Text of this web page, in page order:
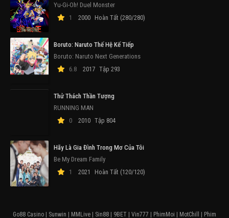
Yu-Gi-Oh! Duel Monster
1
2000 Hoàn Tất (280/280)
Boruto: Naruto Thế Hệ Kế Tiếp
Boruto: Naruto Next Generations
6.8
2017 Tập 293
Thử Thách Thần Tượng
RUNNING MAN
0
2010 Tập 804
Hãy Là Gia Đình Trong Mơ Của Tôi
Be My Dream Family
1
2021 Hoàn Tất (120/120)
Go88 Casino | Sunwin | MMLive | Sin88 | 9BET | Vin777 | PhimMoi | MotChill | Phim